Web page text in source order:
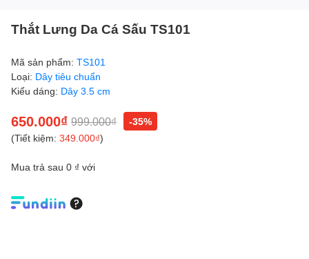
Thắt Lưng Da Cá Sấu TS101
Mã sản phẩm: TS101
Loại: Dây tiêu chuẩn
Kiểu dáng: Dây 3.5 cm
650.000₫ 999.000₫
-35%
(Tiết kiệm: 349.000₫)
Mua trả sau 0 ₫ với